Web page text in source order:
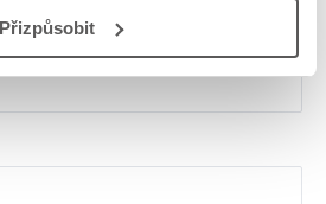
Přizpůsobit